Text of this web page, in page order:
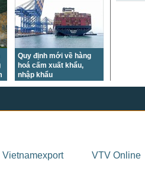
Quy định mới về hàng
hoá cấm xuất khẩu,
nhập khẩu
Nguồn
Vietnamexport VTV Online